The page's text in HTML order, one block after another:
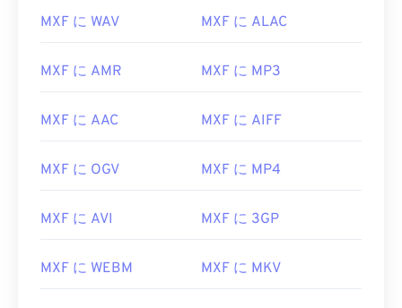
MXF に WAV MXF に ALAC
MXF に AMR MXF に MP3
MXF に AAC MXF に AIFF
MXF に OGV MXF に MP4
MXF に AVI MXF に 3GP
MXF に WEBM MXF に MKV